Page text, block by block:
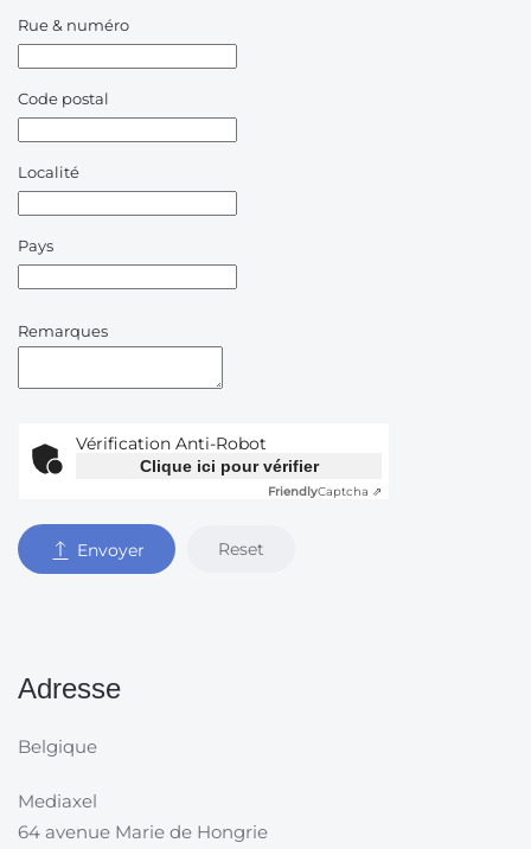
Rue & numéro
Code postal
Localité
Pays
Remarques
Vérification Anti-Robot
Clique ici pour vérifier
FriendlyCaptcha ⇗
Envoyer Reset
Adresse
Belgique
Mediaxel
64 avenue Marie de Hongrie